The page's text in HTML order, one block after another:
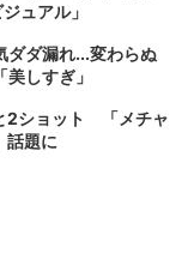
ュアル」
ダダ漏れ...変わらぬ
しすぎ」
2ショット 「メチャ
話題に